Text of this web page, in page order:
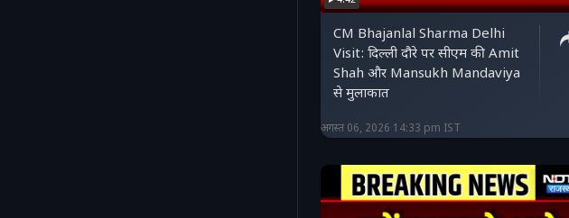
CM Bhajanlal Sharma Delhi
Visit: दिल्ली दौरे पर सीएम की Amit
Shah और Mansukh Mandaviya
से मुलाकात
अगस्त 06, 2026 14:33 pm IST